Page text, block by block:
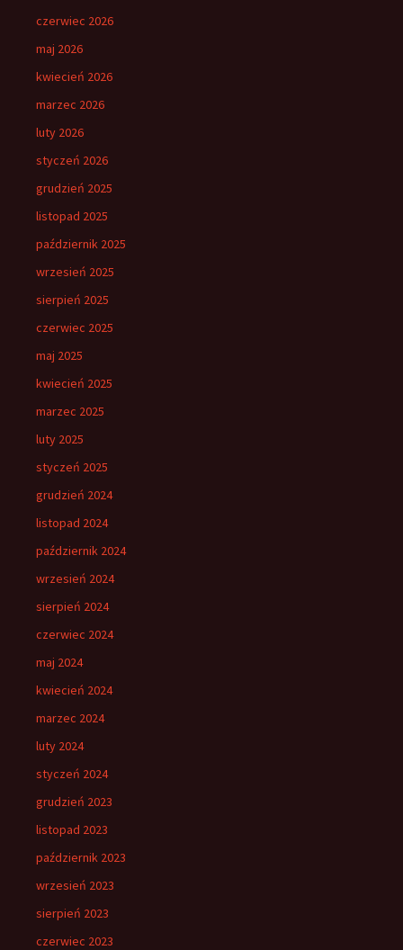
czerwiec 2026
maj 2026
kwiecień 2026
marzec 2026
luty 2026
styczeń 2026
grudzień 2025
listopad 2025
październik 2025
wrzesień 2025
sierpień 2025
czerwiec 2025
maj 2025
kwiecień 2025
marzec 2025
luty 2025
styczeń 2025
grudzień 2024
listopad 2024
październik 2024
wrzesień 2024
sierpień 2024
czerwiec 2024
maj 2024
kwiecień 2024
marzec 2024
luty 2024
styczeń 2024
grudzień 2023
listopad 2023
październik 2023
wrzesień 2023
sierpień 2023
czerwiec 2023